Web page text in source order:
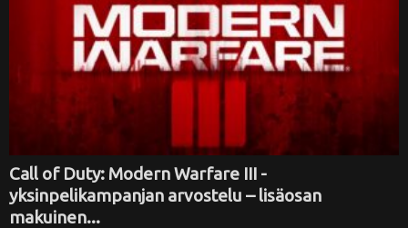
Call of Duty: Modern Warfare III -
yksinpelikampanjan arvostelu – lisäosan
makuinen...